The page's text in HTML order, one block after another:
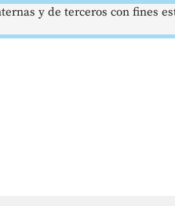
y de terceros con fines